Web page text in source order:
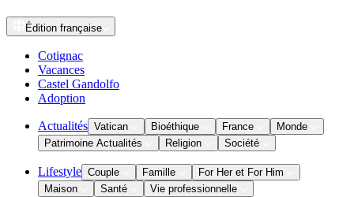
Édition française
Cotignac
Vacances
Castel Gandolfo
Adoption
Actualités Vatican Bioéthique France
Monde
Patrimoine Actualités
Religion Société
Lifestyle Couple Famille
For Her et For Him
Maison
Santé Vie professionnelle